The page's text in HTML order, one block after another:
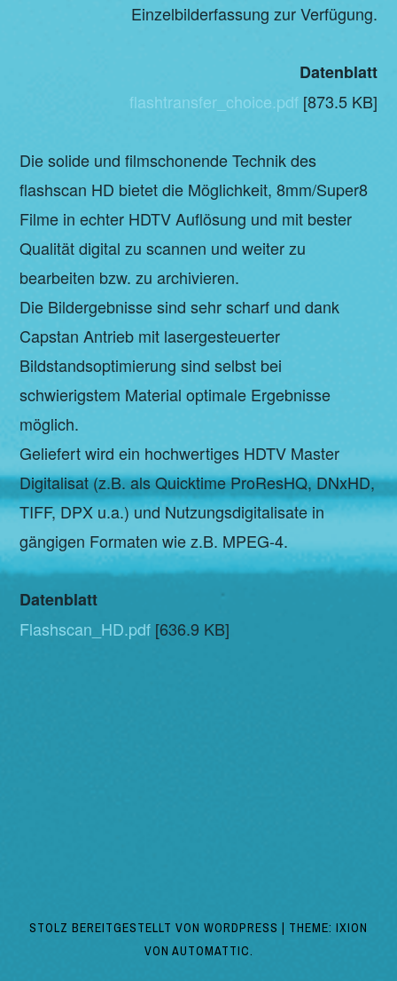
Einzelbilderfassung zur Verfügung.
Datenblatt
flashtransfer_choice.pdf[873.5 KB]
Die solide und filmschonende Technik des
flashscan HD bietet die Möglichkeit, 8mm/Super8
Filme in echter HDTV Auflösung und mit bester
Qualität digital zu scannen und weiter zu
bearbeiten bzw. zu archivieren.
Die Bildergebnisse sind sehr scharf und dank
Capstan Antrieb mit lasergesteuerter
Bildstandsoptimierung sind selbst bei
schwierigstem Material optimale Ergebnisse
möglich.
Geliefert wird ein hochwertiges HDTV Master
Digitalisat (z.B. als Quicktime ProResHQ, DNxHD,
TIFF, DPX u.a.) und Nutzungsdigitalisate in
gängigen Formaten wie z.B. MPEG-4.
Datenblatt
Flashscan_HD.pdf [636.9 KB]
STOLZ BEREITGESTELLT VON WORDPRESS | THEME: IXION
VON AUTOMATTIC.